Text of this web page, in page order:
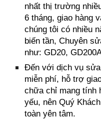
nhất thị trường
6 tháng, giao hàng
chúng tôi có nhiều
biến tần, Chuyên
như: GD20,
Đến với dịch vụ
miễn phí, hỗ trợ
chữa chỉ mang tính
yếu, nên Quý
toàn yên tâm.